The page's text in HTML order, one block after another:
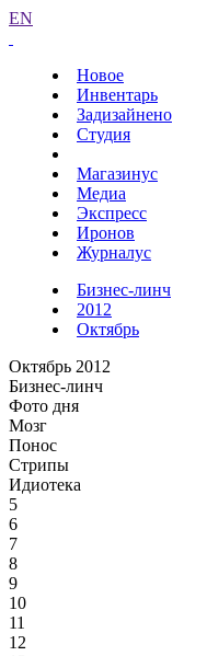
EN
Новое
Инвентарь
Задизайнено
Студия
Магазинус
Медиа
Экспресс
Иронов
Журналус
Бизнес-линч
2012
Октябрь
Октябрь 2012
Бизнес-линч
Фото дня
Мозг
Понос
Стрипы
Идиотека
5
6
7
8
9
10
11
12